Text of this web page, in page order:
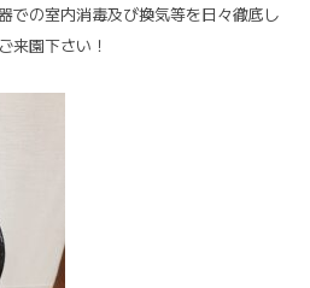
での室内消毒及び換気等を日々徹底し
来園下さい！